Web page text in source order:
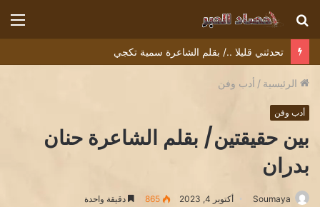
بحث
عن
تحدثني قليلا ../ بقلم الشاعرة سمية تكجي
الرئيسية / أدب وفن
أدب وفن
بين حقيقتين/ بقلم الشاعرة حنان
بدران
Soumaya أكتوبر 4, 2023 865 دقيقة واحدة